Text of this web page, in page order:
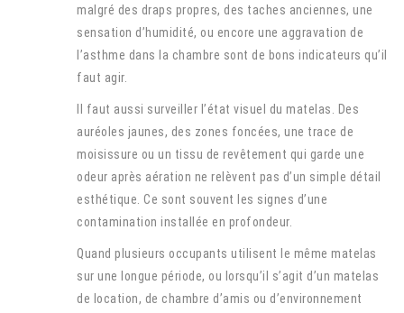
malgré des draps propres, des taches anciennes, une
sensation d’humidité, ou encore une aggravation de
l’asthme dans la chambre sont de bons indicateurs qu’il
faut agir.
Il faut aussi surveiller l’état visuel du matelas. Des
auréoles jaunes, des zones foncées, une trace de
moisissure ou un tissu de revêtement qui garde une
odeur après aération ne relèvent pas d’un simple détail
esthétique. Ce sont souvent les signes d’une
contamination installée en profondeur.
Quand plusieurs occupants utilisent le même matelas
sur une longue période, ou lorsqu’il s’agit d’un matelas
de location, de chambre d’amis ou d’environnement